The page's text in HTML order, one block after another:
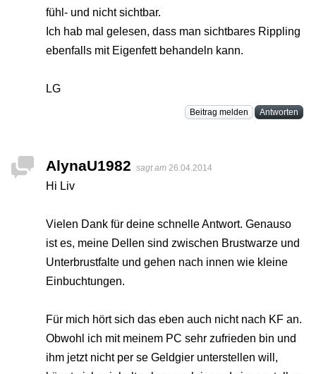
fühl- und nicht sichtbar.
Ich hab mal gelesen, dass man sichtbares Rippling
ebenfalls mit Eigenfett behandeln kann.
LG
Beitrag melden Antworten
AlynaU1982 sagt am 26.04.2014
Hi Liv
Vielen Dank für deine schnelle Antwort. Genauso
ist es, meine Dellen sind zwischen Brustwarze und
Unterbrustfalte und gehen nach innen wie kleine
Einbuchtungen.
Für mich hört sich das eben auch nicht nach KF an.
Obwohl ich mit meinem PC sehr zufrieden bin und
ihm jetzt nicht per se Geldgier unterstellen will,